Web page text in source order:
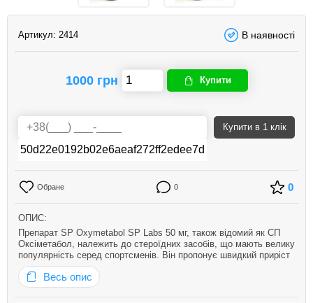
Артикул: 2414 В наявності
1000 грн Купити
Купити в 1 клік
Обране 0 0
ОПИС:
Препарат SP Oxymetabol SP Labs 50 мг, також відомий як СП
Оксіметабол, належить до стероїдних засобів, що мають велику
популярність серед спортсменів. Він пропонує швидкий приріст
м’язової маси та покращення результатів тренувань за короткий
період. Цей препарат доступний для покупки в Україні в ори…
Весь опис